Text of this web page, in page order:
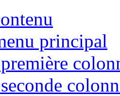
principal